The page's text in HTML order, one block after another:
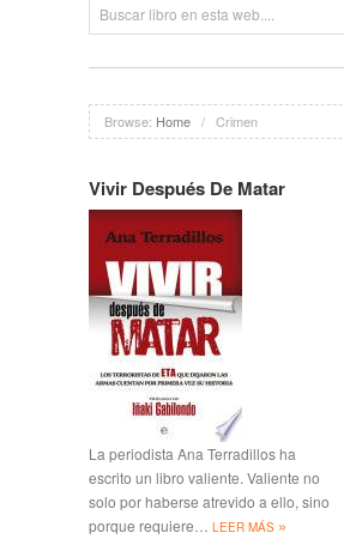
Browse: Home / Crimen
Vivir Después De Matar
La periodista Ana Terradillos ha
escrito un libro valiente. Valiente no
solo por haberse atrevido a ello, sino
porque requiere…
LEER MÁS »